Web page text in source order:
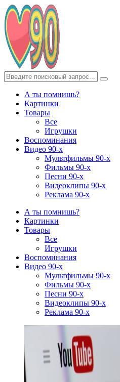
А ты помнишь?
Картинки
Товары
Все
Игрушки
Воспоминания
Видео 90-х
Мультфильмы 90-х
Фильмы 90-х
Песни 90-х
Видеоклипы 90-х
Реклама 90-х
А ты помнишь?
Картинки
Товары
Все
Игрушки
Воспоминания
Видео 90-х
Мультфильмы 90-х
Фильмы 90-х
Песни 90-х
Видеоклипы 90-х
Реклама 90-х